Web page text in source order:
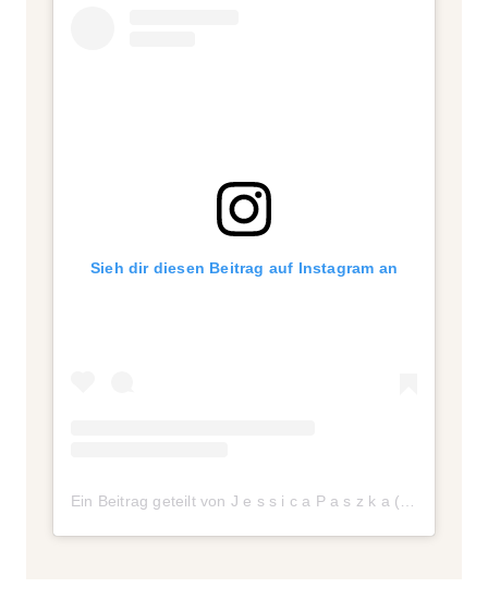
Sieh dir diesen Beitrag auf Instagram an